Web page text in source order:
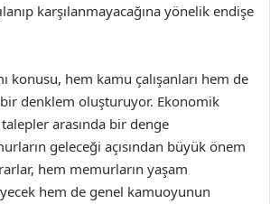
karşılanmayacağına yönelik endişe
konusu, hem kamu çalışanları hem de
denklem oluşturuyor. Ekonomik
arasında bir denge
geleceği açısından büyük önem
hem memurların yaşam
hem de genel kamuoyunun